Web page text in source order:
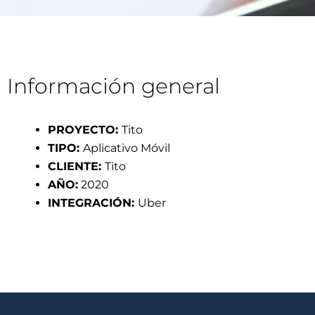
Información general
PROYECTO: Tito
TIPO: Aplicativo Móvil
CLIENTE: Tito
AÑO: 2020
INTEGRACIÓN: Uber